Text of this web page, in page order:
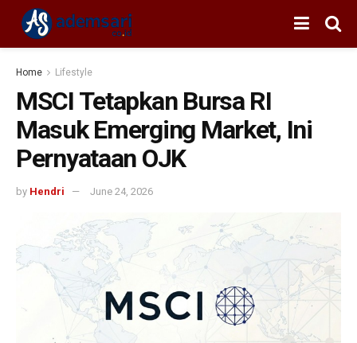
Home Lifestyle
MSCI Tetapkan Bursa RI
Masuk Emerging Market, Ini
Pernyataan OJK
by Hendri June 24, 2026